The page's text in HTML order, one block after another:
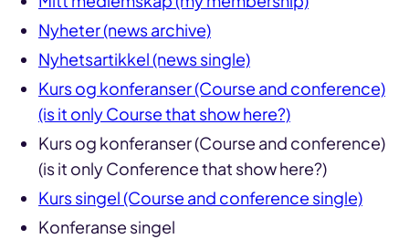
Nyheter (news archive)
Nyhetsartikkel (news single)
Kurs og konferanser (Course and conference)
(is it only Course that show here?)
Kurs og konferanser (Course and conference)
(is it only Conference that show here?)
Kurs singel (Course and conference single)
Konferanse singel